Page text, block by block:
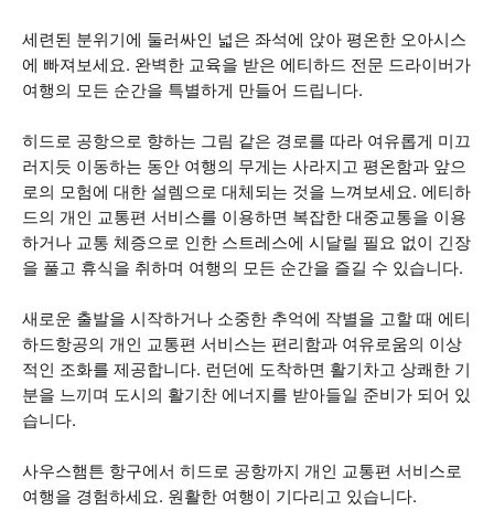
세련된 분위기에 둘러싸인 넓은 좌석에 앉아 평온한 오아시스
에 빠져보세요. 완벽한 교육을 받은 에티하드 전문 드라이버가
여행의 모든 순간을 특별하게 만들어 드립니다.
히드로 공항으로 향하는 그림 같은 경로를 따라 여유롭게 미끄
러지듯 이동하는 동안 여행의 무게는 사라지고 평온함과 앞으
로의 모험에 대한 설렘으로 대체되는 것을 느껴보세요. 에티하
드의 개인 교통편 서비스를 이용하면 복잡한 대중교통을 이용
하거나 교통 체증으로 인한 스트레스에 시달릴 필요 없이 긴장
을 풀고 휴식을 취하며 여행의 모든 순간을 즐길 수 있습니다.
새로운 출발을 시작하거나 소중한 추억에 작별을 고할 때 에티
하드항공의 개인 교통편 서비스는 편리함과 여유로움의 이상
적인 조화를 제공합니다. 런던에 도착하면 활기차고 상쾌한 기
분을 느끼며 도시의 활기찬 에너지를 받아들일 준비가 되어 있
습니다.
사우스햄튼 항구에서 히드로 공항까지 개인 교통편 서비스로
여행을 경험하세요. 원활한 여행이 기다리고 있습니다.